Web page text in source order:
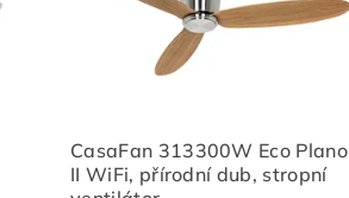
CasaFan 313300W Eco Plano
II WiFi, přírodní dub, stropní